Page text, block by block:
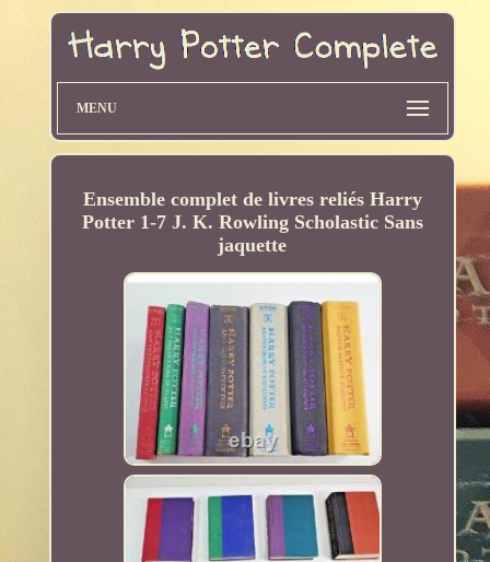
MENU
Ensemble complet de livres reliés Harry
Potter 1-7 J. K. Rowling Scholastic Sans
jaquette